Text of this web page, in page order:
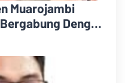
Muarojambi
Dengan